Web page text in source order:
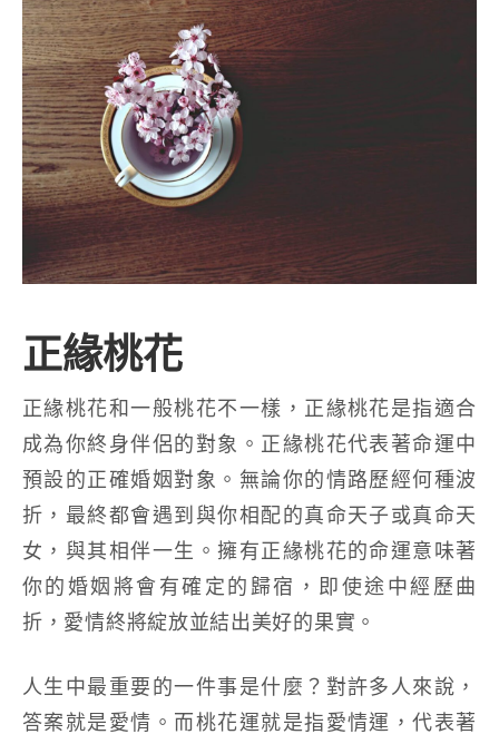
正緣桃花
正緣桃花和一般桃花不一樣，正緣桃花是指適合
成為你終身伴侶的對象。正緣桃花代表著命運中
預設的正確婚姻對象。無論你的情路歷經何種波
折，最終都會遇到與你相配的真命天子或真命天
女，與其相伴一生。擁有正緣桃花的命運意味著
你的婚姻將會有確定的歸宿，即使途中經歷曲
折，愛情終將綻放並結出美好的果實。
人生中最重要的一件事是什麼？對許多人來說，
答案就是愛情。而桃花運就是指愛情運，代表著